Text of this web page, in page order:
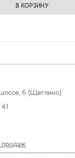
В КОРЗИНУ
6 (Щеглино)
продаж